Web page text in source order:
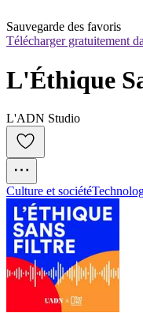
Sauvegarde des favoris
Télécharger gratuitement
L'Éthique
L'ADN Studio
Culture et société